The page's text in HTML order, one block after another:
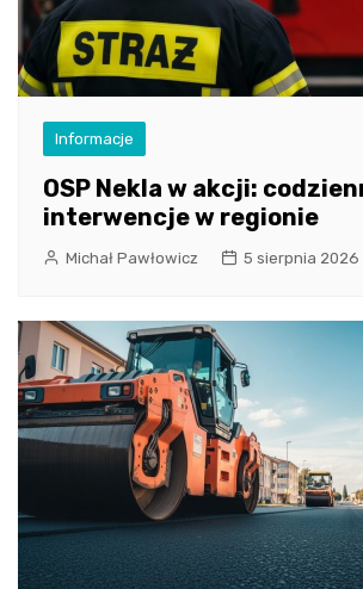
Informacje
OSP Nekla w akcji:
interwencje w regionie
Michał Pawłowicz 5 sierpnia 2026